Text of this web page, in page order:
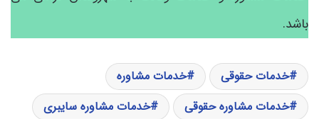
باشد.
خدمات حقوقی
خدمات مشاوره
خدمات مشاوره حقوقی
خدمات مشاوره سایبری